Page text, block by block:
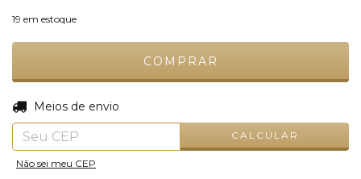
19 em estoque
Entregas para o CEP:
Meios de envio
CALCULAR
Não sei meu CEP